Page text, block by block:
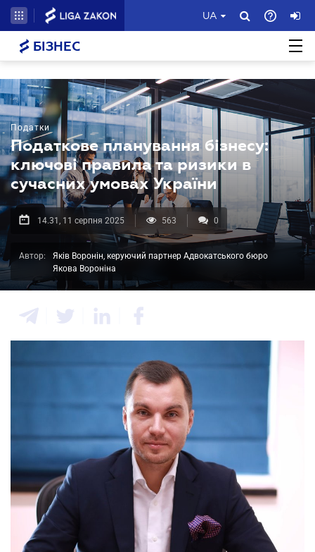
UA
БІЗНЕС
Податки
Податкове планування бізнесу:
ключові правила та ризики в
сучасних умовах України
14.31, 11 серпня 2025 563 0
Автор:
Яків Воронін, керуючий партнер Адвокатського бюро
Якова Вороніна